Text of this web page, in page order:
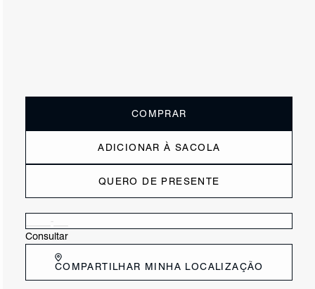
COMPRAR
ADICIONAR À SACOLA
QUERO DE PRESENTE
Consultar
COMPARTILHAR MINHA LOCALIZAÇÃO